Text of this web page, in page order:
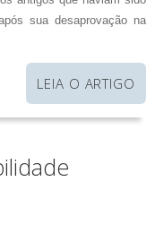
sua desaprovação na
LEIA O ARTIGO